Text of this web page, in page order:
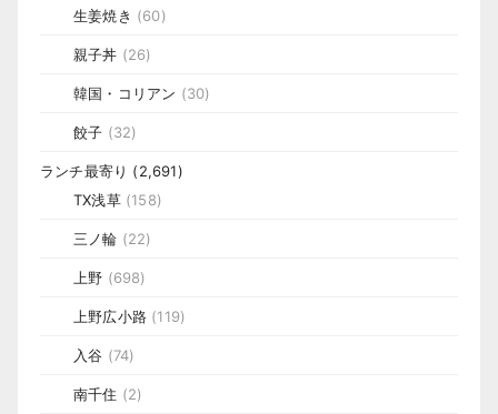
生姜焼き (60)
親子丼 (26)
韓国・コリアン (30)
餃子 (32)
ランチ最寄り (2,691)
TX浅草(158)
三ノ輪 (22)
上野 (698)
上野広小路 (119)
入谷 (74)
南千住 (2)